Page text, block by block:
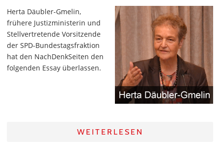
Herta Däubler-Gmelin,
frühere Justizministerin und
Stellvertretende Vorsitzende
der SPD-Bundestagsfraktion
hat den NachDenkSeiten den
folgenden Essay überlassen.
WEITERLESEN